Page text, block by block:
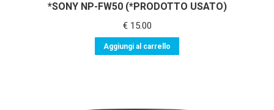
*SONY NP-FW50 (*PRODOTTO USATO)
€15.00
Aggiungi al carrello